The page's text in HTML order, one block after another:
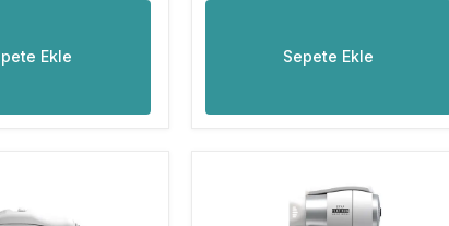
Ekle Sepete Ekle